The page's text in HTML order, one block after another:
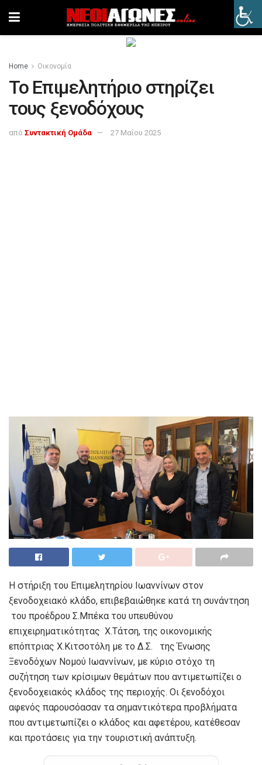
Home Οικονομία
Το Επιμελητήριο στηρίζει
τους ξενοδόχους
από Συντακτική Ομάδα 27 Μαΐου 2025
Η στήριξη του Επιμελητηρίου Ιωαννίνων στον
ξενοδοχειακό κλάδο, επιβεβαιώθηκε κατά τη συνάντηση
του προέδρου Σ.Μπέκα του υπευθύνου
επιχειρηματικότητας Χ.Τάτση, της οικονομικής
επόπτριας Χ.Κιτσοτόλη με το Δ.Σ. της Ένωσης
Ξενοδόχων Νομού Ιωαννίνων, με κύριο στόχο τη
συζήτηση των κρίσιμων θεμάτων που αντιμετωπίζει ο
ξενοδοχειακός κλάδος της περιοχής. Οι ξενοδόχοι
αφενός παρουσόασαν τα σημαντικότερα προβλήματα
που αντιμετωπίζει ο κλάδος και αφετέρου, κατέθεσαν
και προτάσεις για την τουριστική ανάπτυξη.